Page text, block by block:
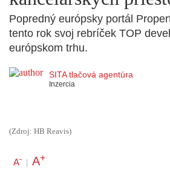
Popredný európsky portál
tento rok svoj rebríček TOP
európskom trhu.
SITA tlačová agentúra
Inzercia
(Zdroj: HB Reavis)
A- | A+